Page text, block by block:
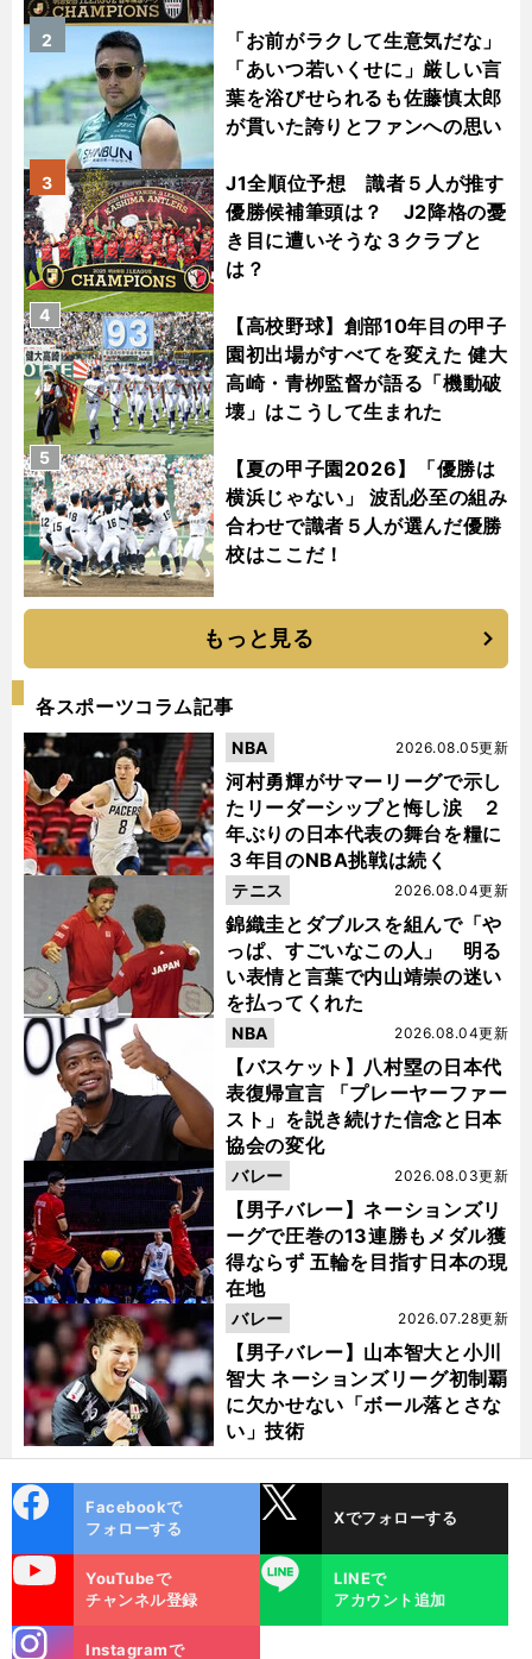
「お前がラクして生意気だな」
「あいつ若いくせに」厳しい言
葉を浴びせられるも佐藤慎太郎
が貫いた誇りとファンへの思い
2
J1全順位予想 識者５人が推す
優勝候補筆頭は？ J2降格の憂
き目に遭いそうな３クラブと
は？
3
【高校野球】創部10年目の甲子
園初出場がすべてを変えた 健大
高崎・青栁監督が語る「機動破
壊」はこうして生まれた
4
【夏の甲子園2026】「優勝は
横浜じゃない」 波乱必至の組み
合わせで識者５人が選んだ優勝
校はここだ！
5
もっと見る
各スポーツコラム記事
河村勇輝がサマーリーグで示し
たリーダーシップと悔し涙 ２
年ぶりの日本代表の舞台を糧に
３年目のNBA挑戦は続く
2026.08.05更新
NBA
錦織圭とダブルスを組んで「や
っぱ、すごいなこの人」 明る
い表情と言葉で内山靖崇の迷い
を払ってくれた
2026.08.04更新
テニス
【バスケット】八村塁の日本代
表復帰宣言 「プレーヤーファー
スト」を説き続けた信念と日本
協会の変化
2026.08.04更新
NBA
【男子バレー】ネーションズリ
ーグで圧巻の13連勝もメダル獲
得ならず 五輪を目指す日本の現
在地
2026.08.03更新
バレー
【男子バレー】山本智大と小川
智大 ネーションズリーグ初制覇
に欠かせない「ボール落とさな
い」技術
2026.07.28更新
バレー
ok
Facebookで
フォローする
Xでフォローする
YouTubeで
チャンネル登録
LINE
LINEで
アカウント追加
Instagramで